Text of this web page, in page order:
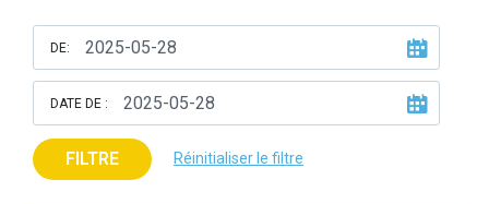
DE:
DATE DE :
FILTRE Réinitialiser le filtre